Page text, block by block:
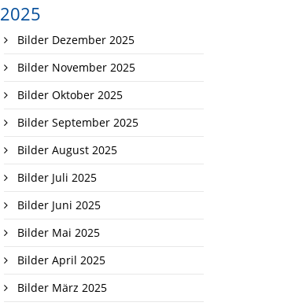
2025
Bilder Dezember 2025
Bilder November 2025
Bilder Oktober 2025
Bilder September 2025
Bilder August 2025
Bilder Juli 2025
Bilder Juni 2025
Bilder Mai 2025
Bilder April 2025
Bilder März 2025